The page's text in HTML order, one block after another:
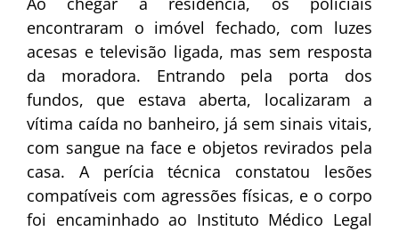
encontraram o imóvel fechado, com luzes
acesas e televisão ligada, mas sem resposta
da moradora. Entrando pela porta dos
fundos, que estava aberta, localizaram a
vítima caída no banheiro, já sem sinais vitais,
com sangue na face e objetos revirados pela
casa. A perícia técnica constatou lesões
compatíveis com agressões físicas, e o corpo
foi encaminhado ao Instituto Médico Legal